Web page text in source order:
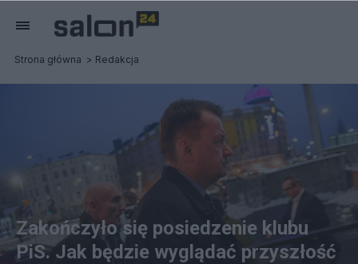
Strona główna Redakcja
Zakończyło się posiedzenie klubu
PiS. Jak będzie wyglądać przyszłość